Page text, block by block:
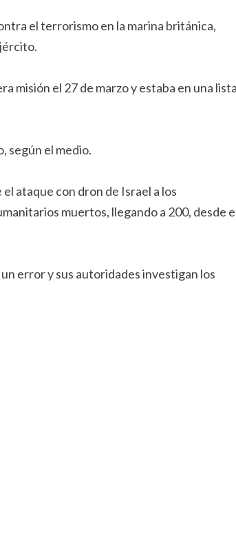
el terrorismo en la marina británica,
misión el 27 de marzo y estaba en una lista
según el medio.
ataque con dron de Israel a los
muertos, llegando a 200, desde
error y sus autoridades investigan los